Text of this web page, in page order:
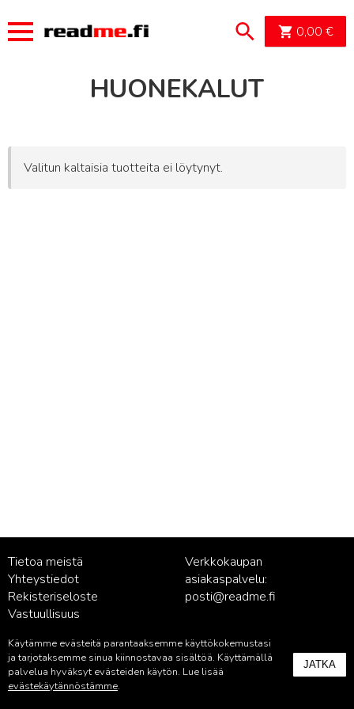
0,00 €
HUONEKALUT
Valitun kaltaisia tuotteita ei löytynyt.
Tietoa meistä
Yhteystiedot
Rekisteriseloste
Vastuullisuus
Verkkokaupan
asiakaspalvelu:
posti@readme.fi
Kustantamon asiakaspalvelu:
palvelu@readme.fi
Käytämme evästeitä parantaaksemme käyttökokemustasi
ja tarjotaksemme sinua kiinnostavaa sisältöä. Käyttämällä
palvelua hyväksyt evästeiden käytön. Lue lisää
evästekäytännöstämme.
JATKA